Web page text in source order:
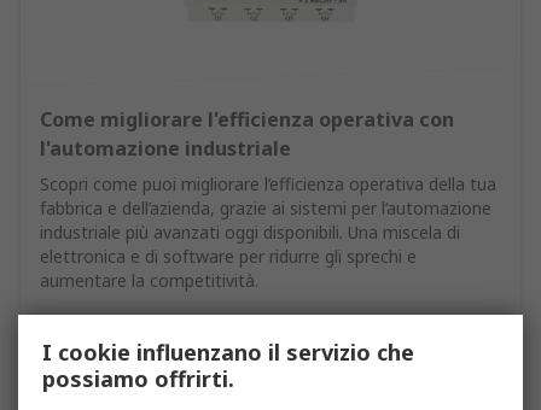
Come migliorare l'efficienza operativa con
l'automazione industriale
Scopri come puoi migliorare l’efficienza operativa della tua
fabbrica e dell’azienda, grazie ai sistemi per l’automazione
industriale più avanzati oggi disponibili. Una miscela di
elettronica e di software per ridurre gli sprechi e
aumentare la competitività.
I cookie influenzano il servizio che
possiamo offrirti.